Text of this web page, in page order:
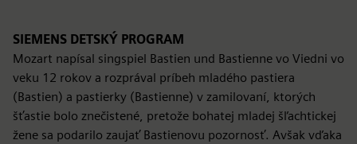
SIEMENS DETSKÝ PROGRAM
Mozart napísal singspiel Bastien und Bastienne vo Viedni vo
veku 12 rokov a rozprával príbeh mladého pastiera
(Bastien) a pastierky (Bastienne) v zamilovaní, ktorých
šťastie bolo znečistené, pretože bohatej mladej šľachtickej
žene sa podarilo zaujať Bastienovu pozornosť. Avšak vďaka